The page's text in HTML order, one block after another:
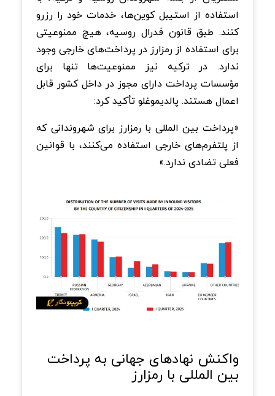
استفاده از استیبل کوین‌ها، خدمات خود را رزرو
کنند. طبق قانون فدرال روسیه، هیچ ممنوعیتی
برای استفاده از رمزارز در پرداخت‌های خارجی وجود
ندارد. در ترکیه نیز ممنوعیت‌ها تنها برای
مؤسسات پرداخت دارای مجوز در داخل کشور قابل
اعمال هستند. پالدیموغلو تأکید کرد:
«پرداخت بین المللی با رمزارز برای شهروندانی که
از پلتفرم‌های خارجی استفاده می‌کنند، با قوانین
فعلی تضادی ندارد.»
واکنش نهادهای جهانی به پرداخت
بین المللی با رمزارز